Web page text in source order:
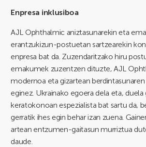
Enpresa inklusiboa
AJL Ophthalmic aniztasunarekin eta
erantzukizun-postuetan sartzearekin
enpresa bat da. Zuzendaritzako hiru
emakumek zuzentzen dituzte, AJL
modernoa eta gizartean
eginez. Ukrainako egoera dela eta, duela
keratokonoan espezialista bat sartu da,
gerratik ihes egin behar izan zuena.
artean entzumen-gaitasun murriztua
daude.